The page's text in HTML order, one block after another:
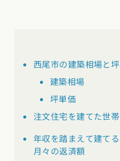
香川県 徳島県 愛媛県
九州・沖縄エリア
沖縄県
デザインのヒント
ニュースレター
デザインコンテスト
愛知県岐阜県静岡県
関西エリア
大阪府兵庫県京都府
中国エリア
西尾市の建築相場と
建築相場
坪単価
注文住宅を建てた世
年収を踏まえて建て
月々の返済額